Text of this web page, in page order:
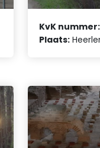
KvK nummer:
Plaats: